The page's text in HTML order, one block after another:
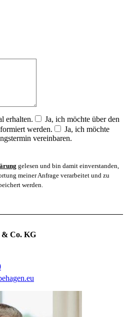
erhalten.
Ja, ich möchte über den
werden.
Ja, ich möchte
vereinbaren.
gelesen und bin damit einverstanden,
meiner Anfrage verarbeitet und zu
werden.
& Co. KG